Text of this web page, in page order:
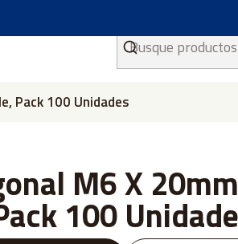
Pack 100 Unidades
M6 X
100